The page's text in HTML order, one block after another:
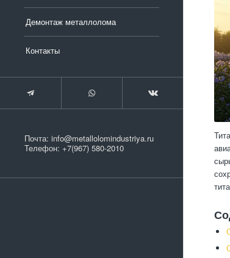
Демонтаж металлолома
Контакты
Почта: info@metallolomindustriya.ru
Телефон: +7(967) 580-2010